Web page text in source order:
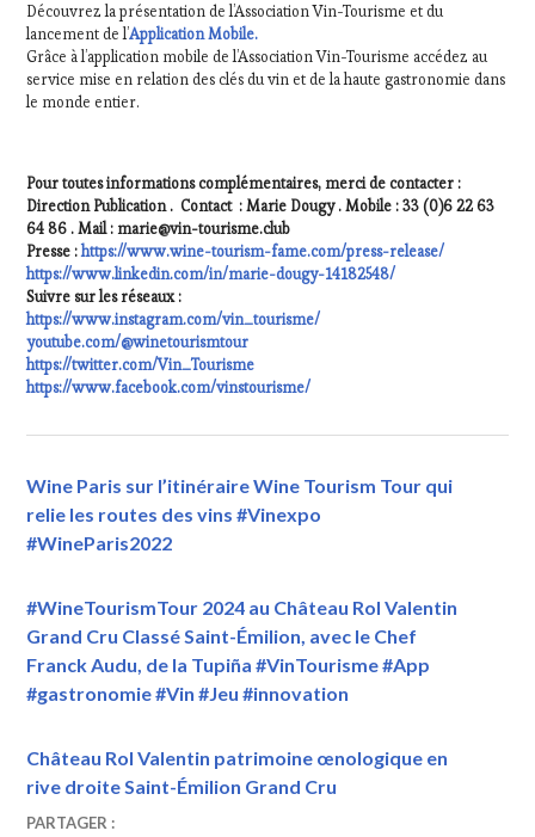
Découvrez la présentation de l’Association Vin-Tourisme et du
lancement de l’Application Mobile.
Grâce à l’application mobile de l’Association Vin-Tourisme accédez au
service mise en relation des clés du vin et de la haute gastronomie dans
le monde entier.
Pour toutes informations complémentaires, merci de contacter :
Direction Publication . Contact : Marie Dougy . Mobile : 33 (0)6 22 63
64 86 . Mail : marie@vin-tourisme.club
Presse :https://www.wine-tourism-fame.com/press-release/
https://www.linkedin.com/in/marie-dougy-14182548/
Suivre sur les réseaux :
https://www.instagram.com/vin_tourisme/
youtube.com/@winetourismtour
https://twitter.com/Vin_Tourisme
https://www.facebook.com/vinstourisme/
Wine Paris sur l’itinéraire Wine Tourism Tour qui
relie les routes des vins #Vinexpo
#WineParis2022
#WineTourismTour 2024 au Château Rol Valentin
Grand Cru Classé Saint-Émilion, avec le Chef
Franck Audu, de la Tupiña #VinTourisme #App
#gastronomie #Vin #Jeu #innovation
Château Rol Valentin patrimoine œnologique en
rive droite Saint-Émilion Grand Cru
1
VINTOURISME
#PRESTIGE
PARTAGER :